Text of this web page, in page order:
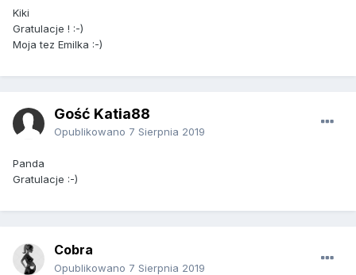
Kiki
Gratulacje ! :-)
Moja tez Emilka :-)
Gość Katia88
Opublikowano 7 Sierpnia 2019
Panda
Gratulacje :-)
Cobra
Opublikowano 7 Sierpnia 2019